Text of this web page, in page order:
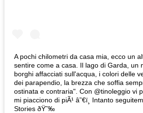
A pochi chilometri da casa mia, ecco un
sentire come a casa. Il lago di Garda, un
borghi affacciati sull'acqua, i colori delle
dei parapendio, la brezza che soffia
ostinata e contraria". Con @tinoleggio vi
mi piacciono di piÃ¹ â˜€ï¸ Intanto
Stories ðŸ˜‰